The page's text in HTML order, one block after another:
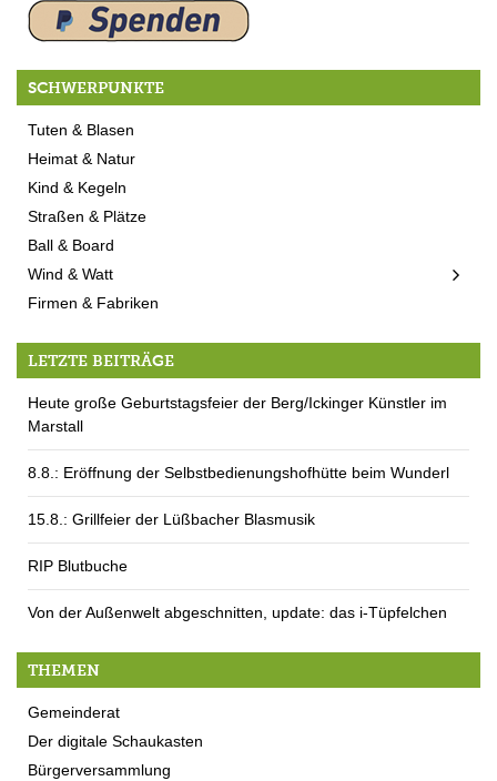
SCHWERPUNKTE
Tuten & Blasen
Heimat & Natur
Kind & Kegeln
Straßen & Plätze
Ball & Board
Wind & Watt
Firmen & Fabriken
LETZTE BEITRÄGE
Heute große Geburtstagsfeier der Berg/Ickinger Künstler im
Marstall
8.8.: Eröffnung der Selbstbedienungshofhütte beim Wunderl
15.8.: Grillfeier der Lüßbacher Blasmusik
RIP Blutbuche
Von der Außenwelt abgeschnitten, update: das i-Tüpfelchen
THEMEN
Gemeinderat
Der digitale Schaukasten
Bürgerversammlung